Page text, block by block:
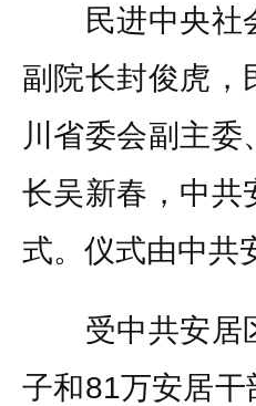
民进中央社会
副院长封俊虎，
川省委会副主
长吴新春，中共
式。仪式由中共
受中共安居区
子和81万安居